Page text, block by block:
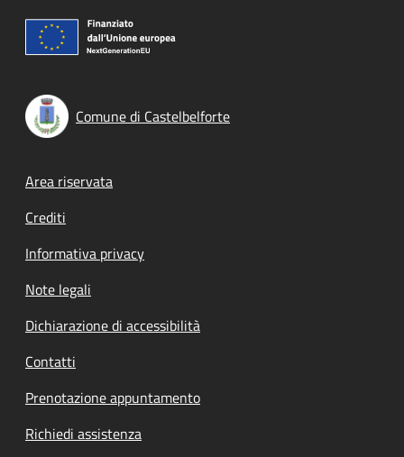
Comune di Castelbelforte
Footer menu
Area riservata
Crediti
Informativa privacy
Note legali
Dichiarazione di accessibilità
Contatti
Prenotazione appuntamento
Richiedi assistenza